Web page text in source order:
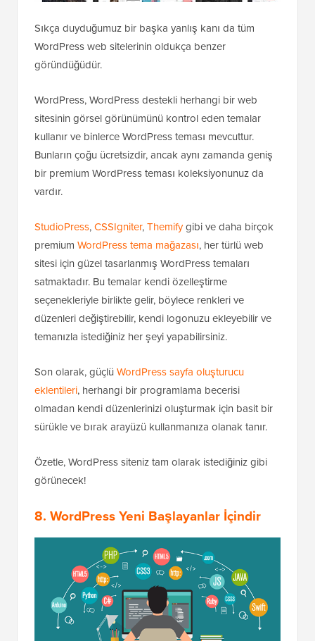
Sıkça duyduğumuz bir başka yanlış kanı da tüm
WordPress web sitelerinin oldukça benzer
göründüğüdür.
WordPress, WordPress destekli herhangi bir web
sitesinin görsel görünümünü kontrol eden temalar
kullanır ve binlerce WordPress teması mevcuttur.
Bunların çoğu ücretsizdir, ancak aynı zamanda geniş
bir premium WordPress teması koleksiyonunuz da
vardır.
StudioPress,CSSIgniter,Themifygibi ve daha birçok
premium WordPress tema mağazası, her türlü web
sitesi için güzel tasarlanmış WordPress temaları
satmaktadır. Bu temalar kendi özelleştirme
seçenekleriyle birlikte gelir, böylece renkleri ve
düzenleri değiştirebilir, kendi logonuzu ekleyebilir ve
temanızla istediğiniz her şeyi yapabilirsiniz.
Son olarak, güçlü WordPress sayfa oluşturucu
eklentileri, herhangi bir programlama becerisi
olmadan kendi düzenlerinizi oluşturmak için basit bir
sürükle ve bırak arayüzü kullanmanıza olanak tanır.
Özetle, WordPress siteniz tam olarak istediğiniz gibi
görünecek!
8. WordPress Yeni Başlayanlar İçindir